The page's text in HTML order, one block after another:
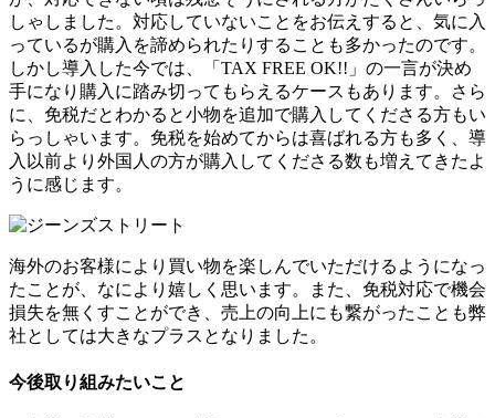
しゃしました。対応していないことをお伝えすると、気に入
っているが購入を諦められたりすることも多かったのです。
しかし導入した今では、「TAX FREE OK!!」の一言が決め
手になり購入に踏み切ってもらえるケースもあります。さら
に、免税だとわかると小物を追加で購入してくださる方もい
らっしゃいます。免税を始めてからは喜ばれる方も多く、導
入以前より外国人の方が購入してくださる数も増えてきたよ
うに感じます。
海外のお客様により買い物を楽しんでいただけるようになっ
たことが、なにより嬉しく思います。また、免税対応で機会
損失を無くすことができ、売上の向上にも繋がったことも弊
社としては大きなプラスとなりました。
今後取り組みたいこと